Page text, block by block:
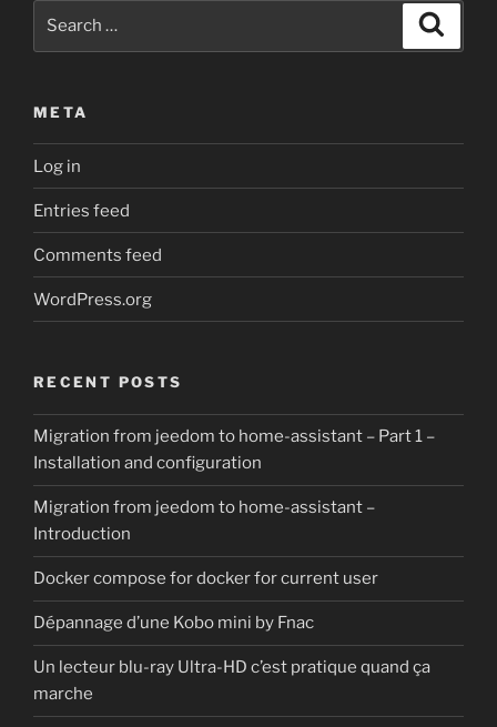
META
Log in
Entries feed
Comments feed
WordPress.org
RECENT POSTS
Migration from jeedom to home-assistant – Part 1 –
Installation and configuration
Migration from jeedom to home-assistant –
Introduction
Docker compose for docker for current user
Dépannage d’une Kobo mini by Fnac
Un lecteur blu-ray Ultra-HD c’est pratique quand ça
marche